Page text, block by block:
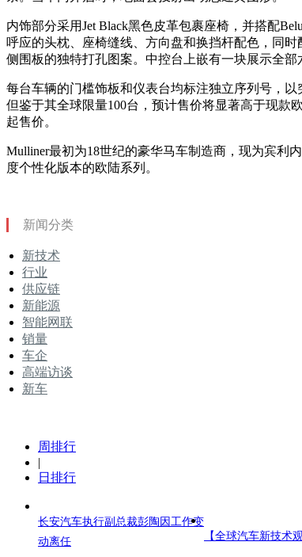
内饰部分采用Jet Black黑色皮革包裹座椅，并搭配
呼应的头枕、座椅缝线、方向盘和换挡杆配色，同
侧围板的独特打孔图案。中控台上嵌有一块展示全
每台车辆的门槛饰板和仪表台均标注独立序列号，
但鉴于其全球限量100台，预计售价将显著高于现款
起售价。
Mulliner最初为18世纪的豪华马车制造商，现为宾利
度个性化版本的欧陆系列。
新闻分类
新技术
行业
供应链
新能源
智能网联
销量
车企
高端访谈
新车
周排行
|
日排行
长安汽车执行副总裁彭陶因工作变
动离任
【全球汽车新技术